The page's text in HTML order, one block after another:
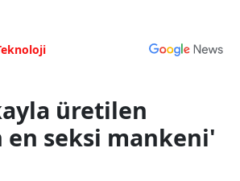
üretilen
en seksi mankeni'